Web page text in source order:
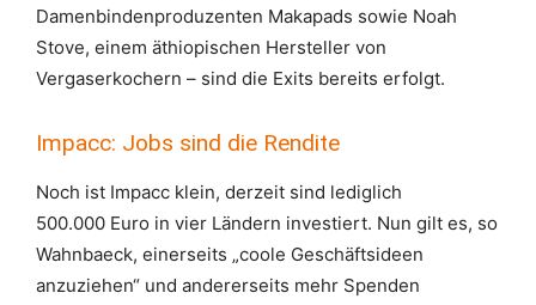
Damenbindenproduzenten Makapads sowie Noah
Stove, einem äthiopischen Hersteller von
Vergaserkochern – sind die Exits bereits erfolgt.
Impacc: Jobs sind die Rendite
Noch ist Impacc klein, derzeit sind lediglich
500.000 Euro in vier Ländern investiert. Nun gilt es, so
Wahnbaeck, einerseits „coole Geschäftsideen
anzuziehen“ und andererseits mehr Spenden